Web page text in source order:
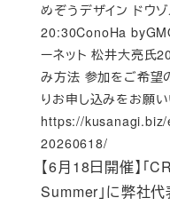
【6月18日開催】
Summer」に弊社代
めぞうデザイン ドウ
20:30ConoHa
ーネット 松井大亮氏
み方法 参加をご希望
りお申し込みをお願い
https://
20260618/